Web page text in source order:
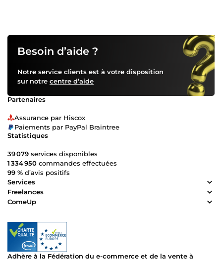
Besoin d’aide ?
Notre service clients est à votre disposition
sur notre centre d’aide
Partenaires
Assurance par Hiscox
Paiements par PayPal Braintree
Statistiques
39 079 services disponibles
1 334 950 commandes effectuées
99 % d’avis positifs
Services
Freelances
ComeUp
Adhère à la Fédération du e-commerce et de la vente à